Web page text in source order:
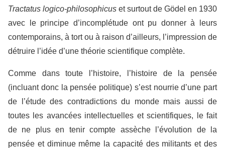
Tractatus logico-philosophicus et surtout de Gödel en 1930
avec le principe d’incomplétude ont pu donner à leurs
contemporains, à tort ou à raison d’ailleurs, l’impression de
détruire l’idée d’une théorie scientifique complète.
Comme dans toute l’histoire, l’histoire de la pensée
(incluant donc la pensée politique) s’est nourrie d’une part
de l’étude des contradictions du monde mais aussi de
toutes les avancées intellectuelles et scientifiques, le fait
de ne plus en tenir compte assèche l’évolution de la
pensée et diminue même la capacité des militants et des